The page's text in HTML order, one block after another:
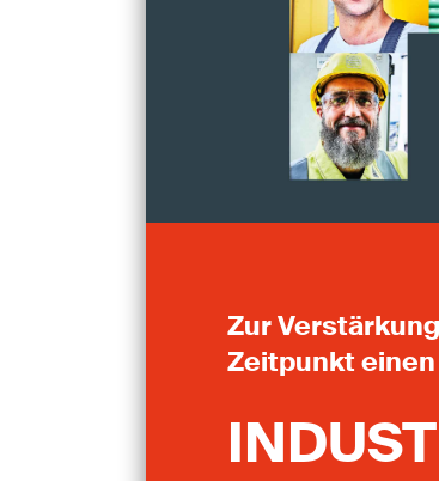
Zur
Zeitpunkt einen